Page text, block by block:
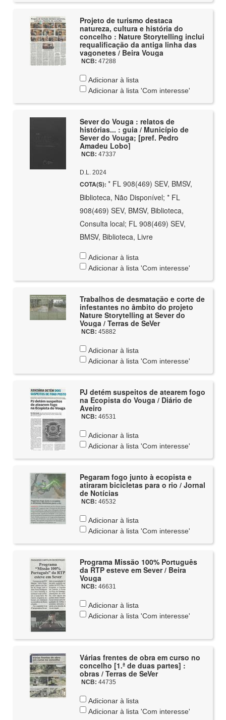
Projeto de turismo destaca
natureza, cultura e história do
concelho : Nature Storytelling inclui
requalificação da antiga linha das
vagonetes / Beira Vouga
NCB: 47288
Adicionar à lista
Adicionar à lista 'Com interesse'
Sever do Vouga : relatos de
histórias... : guia / Município de
Sever do Vouga; [pref. Pedro
Amadeu Lobo]
NCB: 47337
D.L. 2024
COTA(S): * FL 908(469) SEV, BMSV,
Biblioteca, Não Disponível; * FL
908(469) SEV, BMSV, Biblioteca,
Consulta local; FL 908(469) SEV,
BMSV, Biblioteca, Livre
Adicionar à lista
Adicionar à lista 'Com interesse'
Trabalhos de desmatação e corte de
infestantes no âmbito do projeto
Nature Storytelling at Sever do
Vouga / Terras de SeVer
NCB: 45882
Adicionar à lista
Adicionar à lista 'Com interesse'
PJ detém suspeitos de atearem fogo
na Ecopista do Vouga / Diário de
Aveiro
NCB: 46531
Adicionar à lista
Adicionar à lista 'Com interesse'
Pegaram fogo junto à ecopista e
atiraram bicicletas para o rio / Jornal
de Notícias
NCB: 46532
Adicionar à lista
Adicionar à lista 'Com interesse'
Programa Missão 100% Português
da RTP esteve em Sever / Beira
Vouga
NCB: 46631
Adicionar à lista
Adicionar à lista 'Com interesse'
Várias frentes de obra em curso no
concelho [1.ª de duas partes] :
obras / Terras de SeVer
NCB: 44735
Adicionar à lista
Adicionar à lista 'Com interesse'